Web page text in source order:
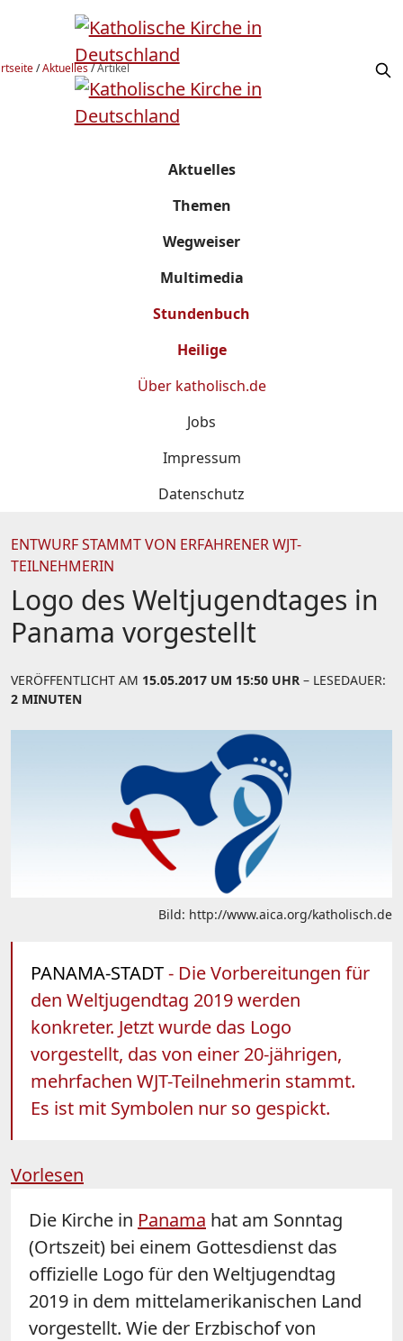
/Aktuelles/Artikel
Aktuelles
Themen
Wegweiser
Multimedia
Stundenbuch
Heilige
Über katholisch.de
Jobs
Impressum
Datenschutz
ENTWURF STAMMT VON ERFAHRENER WJT-
TEILNEHMERIN
Logo des Weltjugendtages in
Panama vorgestellt
VERÖFFENTLICHT AM 15.05.2017 UM 15:50 UHR – LESEDAUER:
2 MINUTEN
Bild: http://www.aica.org/katholisch.de
PANAMA-STADT- Die Vorbereitungen für
den Weltjugendtag 2019 werden
konkreter. Jetzt wurde das Logo
vorgestellt, das von einer 20-jährigen,
mehrfachen WJT-Teilnehmerin stammt.
Es ist mit Symbolen nur so gespickt.
Vorlesen
Die Kirche in Panama hat am Sonntag
(Ortszeit) bei einem Gottesdienst das
offizielle Logo für den Weltjugendtag
2019 in dem mittelamerikanischen Land
vorgestellt. Wie der Erzbischof von